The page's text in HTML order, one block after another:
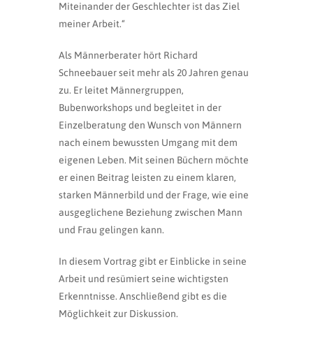
Miteinander der Geschlechter ist das Ziel
meiner Arbeit.“
Als Männerberater hört Richard
Schneebauer seit mehr als 20 Jahren genau
zu. Er leitet Männergruppen,
Bubenworkshops und begleitet in der
Einzelberatung den Wunsch von Männern
nach einem bewussten Umgang mit dem
eigenen Leben. Mit seinen Büchern möchte
er einen Beitrag leisten zu einem klaren,
starken Männerbild und der Frage, wie eine
ausgeglichene Beziehung zwischen Mann
und Frau gelingen kann.
In diesem Vortrag gibt er Einblicke in seine
Arbeit und resümiert seine wichtigsten
Erkenntnisse. Anschließend gibt es die
Möglichkeit zur Diskussion.